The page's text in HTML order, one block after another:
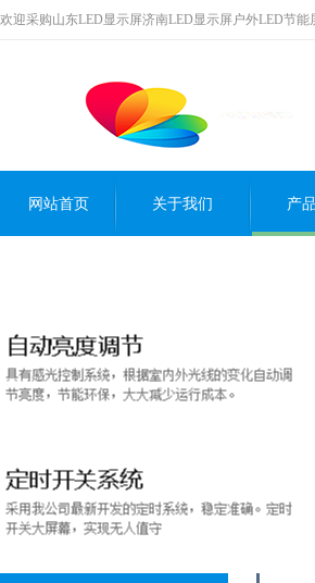
欢迎采购山东LED显示屏济南LED显示屏户外LED节
网站首页 关于我们 产